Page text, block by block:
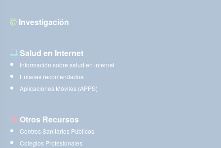
Investigación
Salud en Internet
Información sobre salud en internet
Enlaces recomendados
Aplicaciones Móviles (APPS)
Otros Recursos
Centros Sanitarios Públicos
Colegios Profesionales